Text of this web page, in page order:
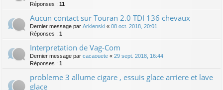
Réponses : 11
Aucun contact sur Touran 2.0 TDI 136 chevaux
Dernier message par Arklenski « 08 oct. 2018, 20:01
Réponses : 1
Interpretation de Vag-Com
Dernier message par cacaouete « 29 sept. 2018, 16:44
Réponses : 1
probleme 3 allume cigare , essuis glace arriere et lave
glace